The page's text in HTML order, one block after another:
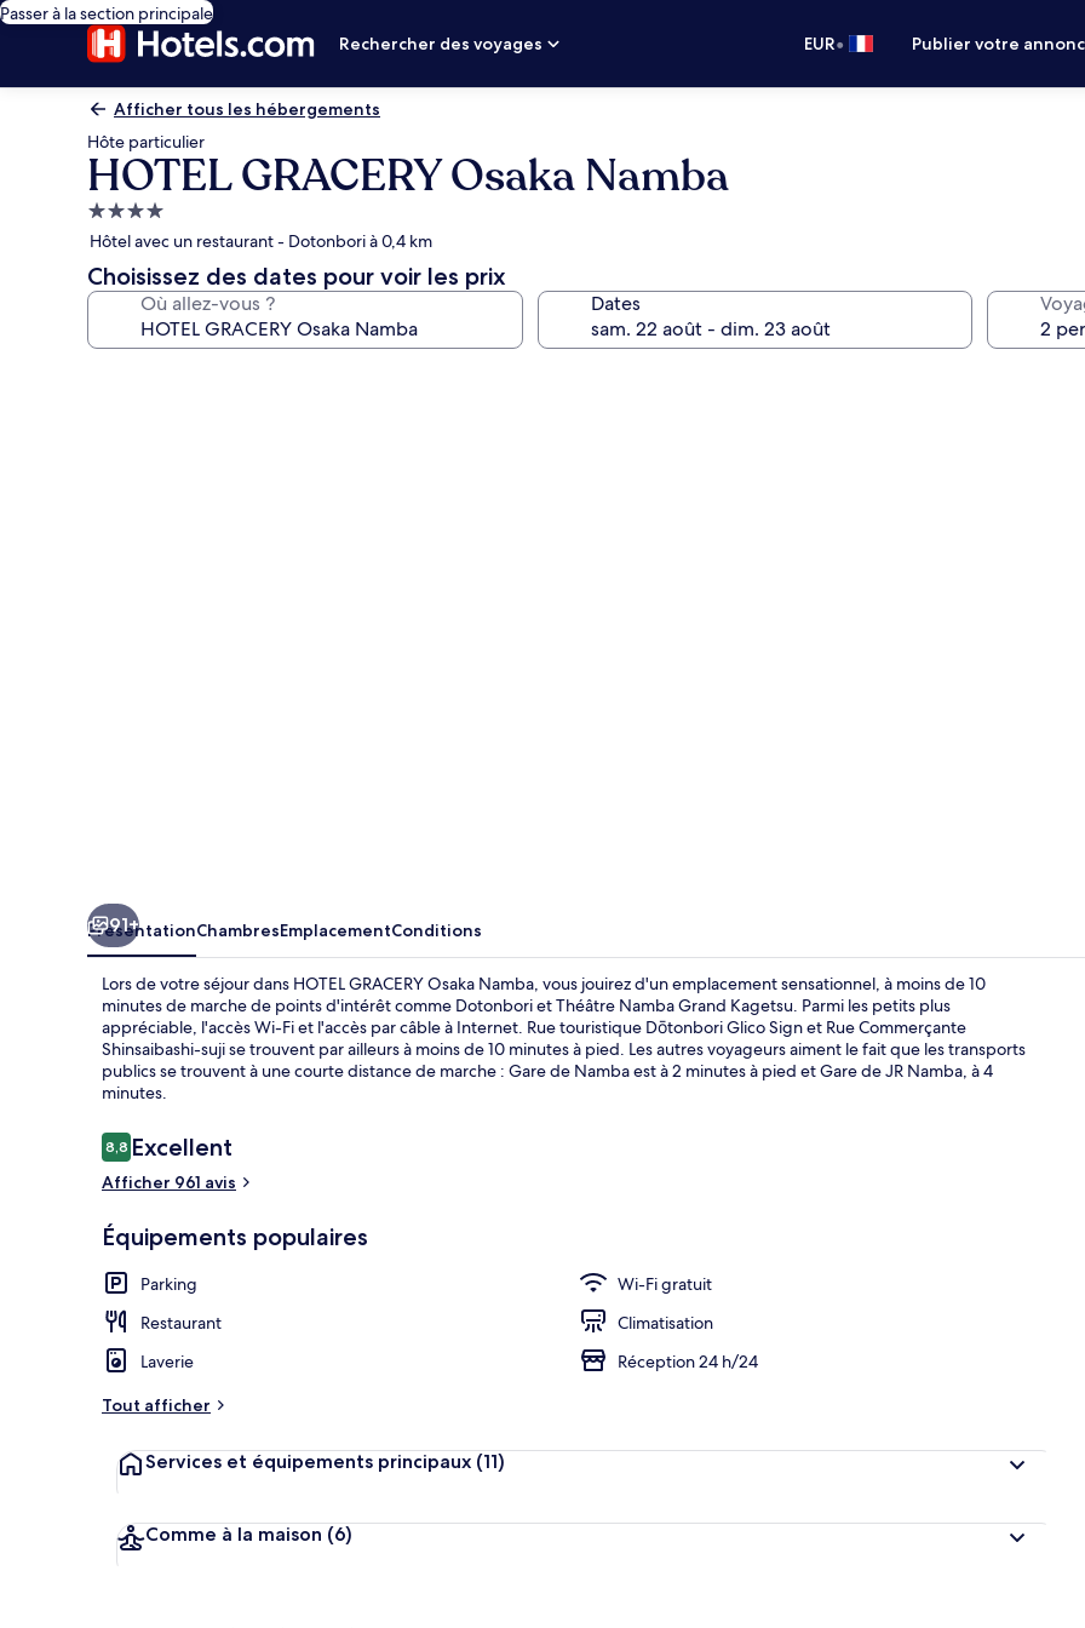
Passer à la section principale
Rechercher des voyages
EUR• Publier votre
Afficher tous les hébergements
Hôte particulier
HOTEL GRACERY Osaka Namba
Hébergement
4.0 étoiles
Hôtel avec un restaurant - Dotonbori à 0,4 km
Choisissez des dates pour voir les prix
Où allez-vous ? Dates
Réception
91+
PrésentationChambresEmplacementConditions
Lors de votre séjour dans HOTEL GRACERY Osaka Namba, vous jouirez d'un emplacement sensationnel, à moins de 10
minutes de marche de points d'intérêt comme Dotonbori et Théâtre Namba Grand Kagetsu. Parmi les petits plus
appréciable, l'accès Wi-Fi et l'accès par câble à Internet. Rue touristique Dōtonbori Glico Sign et Rue Commerçante
Shinsaibashi-suji se trouvent par ailleurs à moins de 10 minutes à pied. Les autres voyageurs aiment le fait que les transports
publics se trouvent à une courte distance de marche : Gare de Namba est à 2 minutes à pied et Gare de JR Namba, à 4
minutes.
Avis
voyageurs
8,88,8 sur 10
Excellent
Afficher 961 avis
Équipements populaires
Parking
Wi-Fi gratuit
Restaurant
Climatisation
Laverie
Réception 24 h/24
Tout afficher
Services et équipements principaux (11)
Comme à la maison (6)